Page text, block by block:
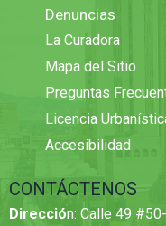
Denuncias
La Curadora
Mapa del Sitio
Preguntas
Licencia
Accesibilidad
CONTÁCTENOS
Dirección: Calle 49